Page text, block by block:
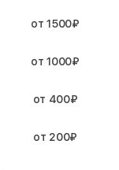
от 1500₽
от 1000₽
от 400₽
от 200₽